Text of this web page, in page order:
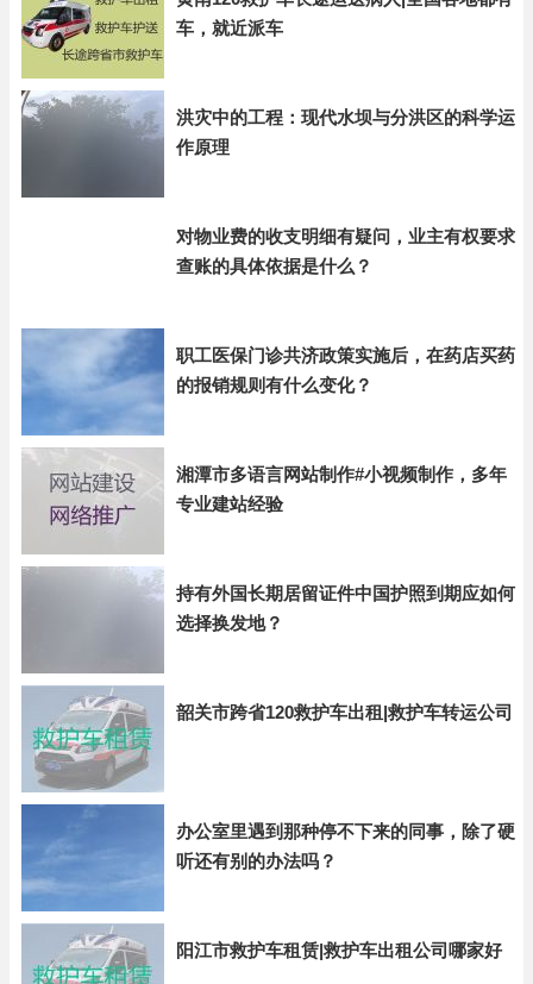
车，就近派车
洪灾中的工程：现代水坝与分洪区的科学运
作原理
对物业费的收支明细有疑问，业主有权要求
查账的具体依据是什么？
职工医保门诊共济政策实施后，在药店买药
的报销规则有什么变化？
湘潭市多语言网站制作#小视频制作，多年
专业建站经验
持有外国长期居留证件中国护照到期应如何
选择换发地？
韶关市跨省120救护车出租|救护车转运公司
办公室里遇到那种停不下来的同事，除了硬
听还有别的办法吗？
阳江市救护车租赁|救护车出租公司哪家好